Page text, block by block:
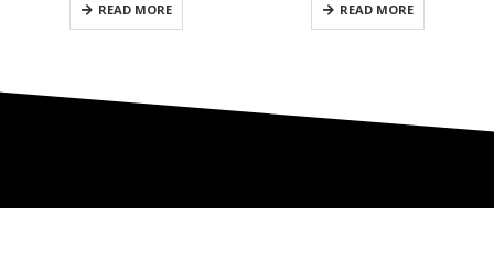
READ MORE READ MORE